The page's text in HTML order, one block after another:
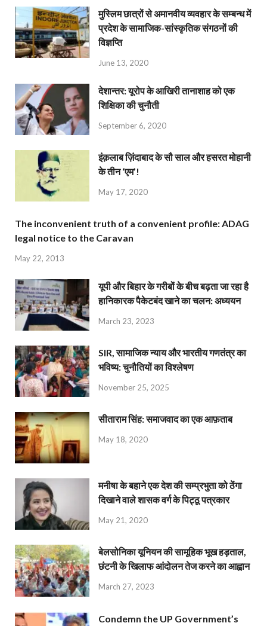
मुस्लिम छात्रों से अमानवीय व्यवहार के सम्बन्ध में
प्रदेश के सामाजिक-सांस्कृतिक संगठनों की
विज्ञप्ति
June 13, 2020
देशान्‍तर: यूरोप के आखिरी तानाशाह को एक
शिक्षिका की चुनौती
September 6, 2020
इंक़लाब ज़िंदाबाद के सौ साल और हसरत मोहानी
के तीन ‘एम’!
May 17, 2020
The inconvenient truth of a convenient profile: ADAG
legal notice to the Caravan
May 22, 2013
यूपी और बिहार के गरीबों के बीच बढ़ता जा रहा है
हानिकारक पैकेटबंद खाने का चलन: अध्ययन
March 23, 2023
SIR, सामाजिक न्याय और भारतीय गणतंत्र का
भविष्य: चुनौतियों का विश्लेषण
November 25, 2025
सीताराम सिंह: समाजवाद का एक आफ़ताब
May 18, 2020
मनीषा के बहाने एक देश की सम्प्रभुता को ठेंगा
दिखाने वाले शासक वर्ग के पिट्ठू पत्रकार
May 21, 2020
बेलसोनिका यूनियन की सामूहिक भूख हड़ताल,
छंटनी के खिलाफ आंदोलन तेज करने का आह्वान
March 27, 2023
Condemn the UP Government’s